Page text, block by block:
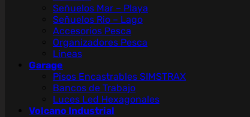
Señuelos Mar – Playa
Señuelos Rio – Lago
Accesorios Pesca
Organizadores Pesca
Lineas
Garage
Pisos Encastrables SIMSTRAX
Bancos de Trabajo
Luces Led Hexagonales
Volcano Industrial